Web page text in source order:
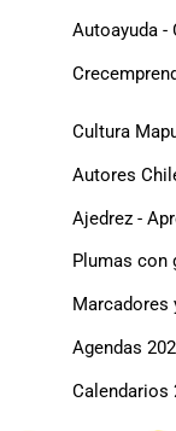
Autoayuda -
Cultura
Autores
Ajedrez -
Plumas con
Marcadores
Agendas
Calendarios